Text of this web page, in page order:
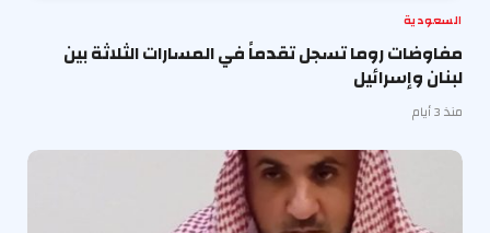
السعودية
مفاوضات روما تسجل تقدماً في المسارات الثلاثة بين
لبنان وإسرائيل
منذ 3 أيام